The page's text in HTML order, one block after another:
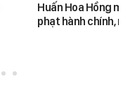
Huấn Hoa Hồng
phạt hành chính,